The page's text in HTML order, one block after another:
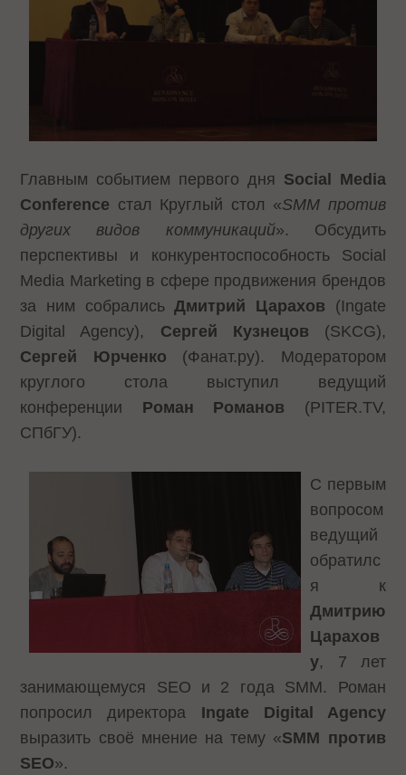
Главным событием первого дня Social Media
Conference стал Круглый стол «SMM против
других видов коммуникаций». Обсудить
перспективы и конкурентоспособность Social
Media Marketing в сфере продвижения брендов
за ним собралисьДмитрий Царахов (Ingate
Digital Agency), Сергей Кузнецов (SKCG),
Сергей Юрченко (Фанат.ру). Модератором
круглого стола выступил ведущий
конференции Роман Романов (PITER.TV,
СПбГУ).
С первым
вопросом
ведущий
обратилс
я к
Дмитрию
Царахов
у, 7 лет
занимающемуся SEO и 2 года SMM. Роман
попросил директора Ingate Digital Agency
выразить своё мнение на тему «SMM против
SEO».